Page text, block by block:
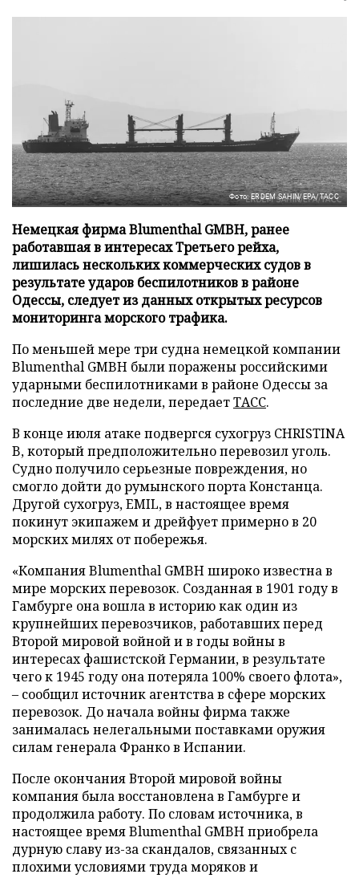
Фото: ERDEM SAHIN/EPA/ТАСС
Немецкая фирма Blumenthal GMBH, ранее
работавшая в интересах Третьего рейха,
лишилась нескольких коммерческих судов в
результате ударов беспилотников в районе
Одессы, следует из данных открытых ресурсов
мониторинга морского трафика.
По меньшей мере три судна немецкой компании
Blumenthal GMBH были поражены российскими
ударными беспилотниками в районе Одессы за
последние две недели, передаетТАСС.
В конце июля атаке подвергся сухогруз CHRISTINA
B, который предположительно перевозил уголь.
Судно получило серьезные повреждения, но
смогло дойти до румынского порта Констанца.
Другой сухогруз, EMIL, в настоящее время
покинут экипажем и дрейфует примерно в 20
морских милях от побережья.
«Компания Blumenthal GMBH широко известна в
мире морских перевозок. Созданная в 1901 году в
Гамбурге она вошла в историю как один из
крупнейших перевозчиков, работавших перед
Второй мировой войной и в годы войны в
интересах фашистской Германии, в результате
чего к 1945 году она потеряла 100% своего флота»,
– сообщил источник агентства в сфере морских
перевозок. До начала войны фирма также
занималась нелегальными поставками оружия
силам генерала Франко в Испании.
После окончания Второй мировой войны
компания была восстановлена в Гамбурге и
продолжила работу. По словам источника, в
настоящее время Blumenthal GMBH приобрела
дурную славу из-за скандалов, связанных с
плохими условиями труда моряков и